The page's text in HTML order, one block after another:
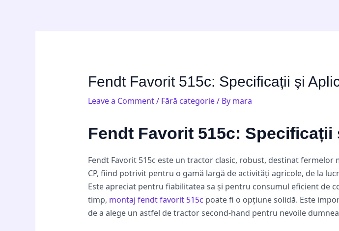
Fendt Favorit 515c: Specificații și
Leave a Comment/ Fără categorie/ By mara
Fendt Favorit 515c:
Fendt Favorit 515c este un tractor clasic, robust, destinat
CP, fiind potrivit pentru o gamă largă de activități agricole, de la
Este apreciat pentru fiabilitatea sa și pentru consumul eficient de
timp, montaj fendt favorit 515c poate fi o opțiune solidă. Este
de a alege un astfel de tractor second-hand pentru nevoile